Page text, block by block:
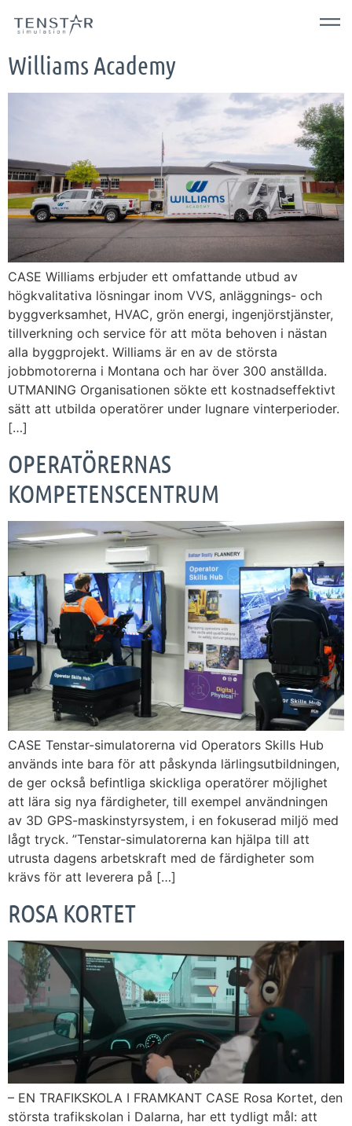
Williams Academy
CASE Williams erbjuder ett omfattande utbud av
högkvalitativa lösningar inom VVS, anläggnings- och
byggverksamhet, HVAC, grön energi, ingenjörstjänster,
tillverkning och service för att möta behoven i nästan
alla byggprojekt. Williams är en av de största
jobbmotorerna i Montana och har över 300 anställda.
UTMANING Organisationen sökte ett kostnadseffektivt
sätt att utbilda operatörer under lugnare vinterperioder.
[…]
OPERATÖRERNAS
KOMPETENSCENTRUM
CASE Tenstar-simulatorerna vid Operators Skills Hub
används inte bara för att påskynda lärlingsutbildningen,
de ger också befintliga skickliga operatörer möjlighet
att lära sig nya färdigheter, till exempel användningen
av 3D GPS-maskinstyrsystem, i en fokuserad miljö med
lågt tryck. ”Tenstar-simulatorerna kan hjälpa till att
utrusta dagens arbetskraft med de färdigheter som
krävs för att leverera på […]
ROSA KORTET
– EN TRAFIKSKOLA I FRAMKANT CASE Rosa Kortet, den
största trafikskolan i Dalarna, har ett tydligt mål: att